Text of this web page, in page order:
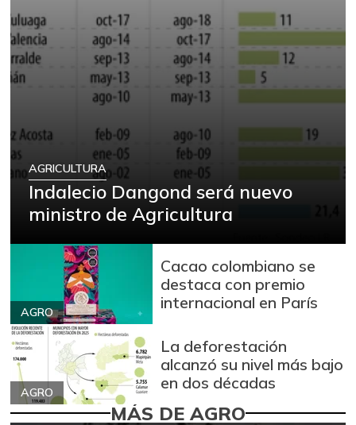
AGRICULTURA
Indalecio Dangond será nuevo
ministro de Agricultura
AGRO
Cacao colombiano se
destaca con premio
internacional en París
AGRO
La deforestación
alcanzó su nivel más bajo
en dos décadas
MÁS DE AGRO